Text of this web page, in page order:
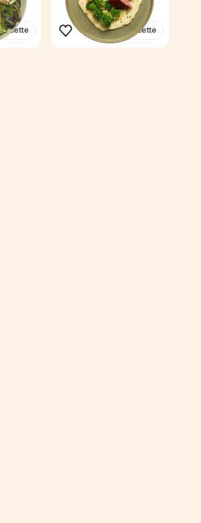
recette Voir la recette